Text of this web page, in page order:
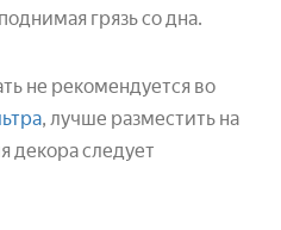
грязь со дна.
не рекомендуется во
, лучше разместить на
декора следует